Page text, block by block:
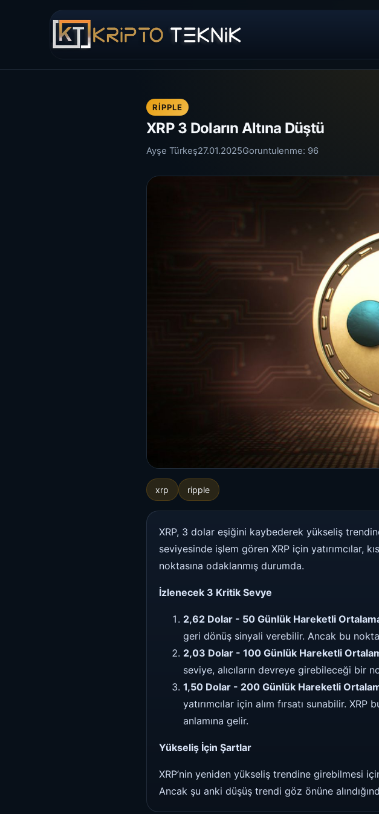
RIPPLE
XRP 3 Doların Altına Düştü
Ayşe Türkeş27.01.2025Goruntulenme: 96
xrp ripple
XRP, 3 dolar eşiğini kaybederek yükseliş
seviyesinde işlem gören XRP için yatırımcılar,
noktasına odaklanmış durumda.
İzlenecek 3 Kritik Sevye
2,62 Dolar - 50 Günlük Hareketli
geri dönüş sinyali verebilir. Ancak bu
2,03 Dolar - 100 Günlük Hareketli
seviye, alıcıların devreye girebileceği bir
1,50 Dolar - 200 Günlük Hareketli
yatırımcılar için alım fırsatı sunabilir.
anlamına gelir.
Yükseliş İçin Şartlar
XRP’nin yeniden yükseliş trendine girebilmesi
Ancak şu anki düşüş trendi göz önüne